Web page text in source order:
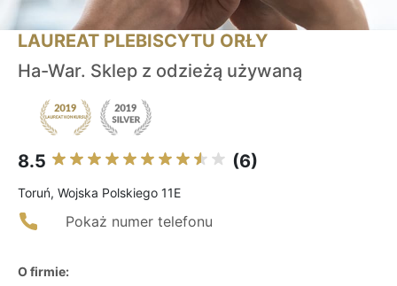
LAUREAT PLEBISCYTU ORŁY
Ha-War. Sklep z odzieżą używaną
8.5 (6)
Toruń, Wojska Polskiego 11E
Pokaż numer telefonu
O firmie: